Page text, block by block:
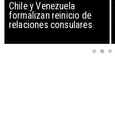
Chile y Venezuela
formalizan reinicio de
relaciones consulares